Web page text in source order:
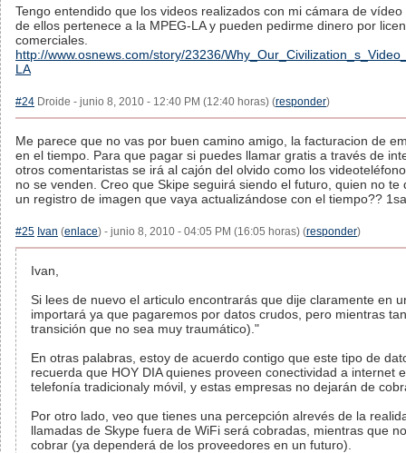
Tengo entendido que los videos realizados con mi cámara de
de ellos pertenece a la MPEG-LA y pueden pedirme dinero por
comerciales.
http://www.osnews.com/story/23236/
LA
#24 Droide - junio 8, 2010 - 12:40 PM (12:40 horas) (responder)
Me parece que no vas por buen camino amigo, la facturacion de
en el tiempo. Para que pagar si puedes llamar gratis a través de
otros comentaristas se irá al cajón del olvido como los
no se venden. Creo que Skipe seguirá siendo el futuro, quien no
un registro de imagen que vaya actualizándose con el tiempo??
#25 Ivan (enlace) - junio 8, 2010 - 04:05 PM (16:05 horas) (responder)
Ivan,
Si lees de nuevo el articulo encontrarás que dije claramente en
importará ya que pagaremos por datos crudos, pero mientras
transición que no sea muy traumático)."
En otras palabras, estoy de acuerdo contigo que este tipo de
recuerda que HOY DIA quienes proveen conectividad a internet
telefonía tradicionaly móvil, y estas empresas no dejarán de
Por otro lado, veo que tienes una percepción alrevés de la
llamadas de Skype fuera de WiFi será cobradas, mientras que
cobrar (ya dependerá de los proveedores en un futuro).